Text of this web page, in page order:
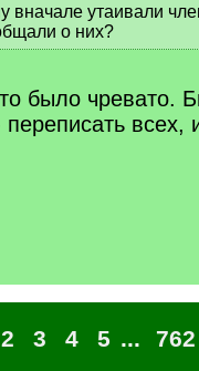
вначале утаивали
о них?
было чревато.
переписать
2 3 4 5 ...
762